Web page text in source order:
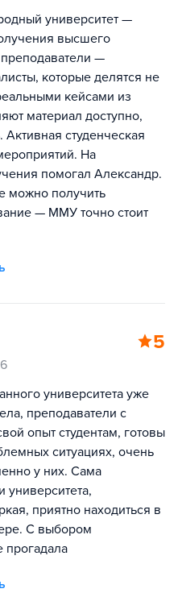
университет —
высшего
—
которые делятся не
кейсами из
материал доступно,
студенческая
На
помогал Александр.
можно получить
— ММУ точно стоит
5
университета уже
преподаватели с
опыт студентам, готовы
ситуациях, очень
у них. Сама
университета,
приятно находиться в
С выбором
прогадала